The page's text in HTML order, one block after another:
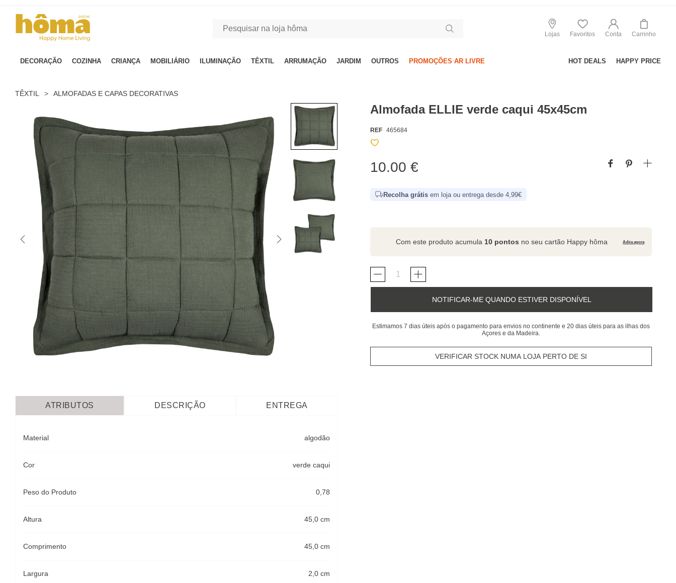
Lojas Favoritos Conta Carrinho
DECORAÇÃO COZINHA CRIANÇA MOBILIÁRIO ILUMINAÇÃO TÊXTIL ARRUMAÇÃO JARDIM OUTROS PROMOÇÕES AR LIVRE HOT DEALS HAPPY PRICE
TÊXTIL > ALMOFADAS E CAPAS DECORATIVAS
Almofada ELLIE verde caqui 45x45cm
REF 465684
10.00 €
Recolha grátis em loja ou entrega desde 4,99€
Com este produto acumula 10 pontos no seu cartão Happy hôma Adira agora
NOTIFICAR-ME QUANDO ESTIVER DISPONÍVEL
Estimamos 7 dias úteis após o pagamento para envios no continente e 20 dias úteis para as ilhas dos
Açores e da Madeira.
VERIFICAR STOCK NUMA LOJA PERTO DE SI
ATRIBUTOS DESCRIÇÃO ENTREGA
Material algodão
Cor verde caqui
Peso do Produto 0,78
Altura 45,0 cm
Comprimento 45,0 cm
Largura 2,0 cm